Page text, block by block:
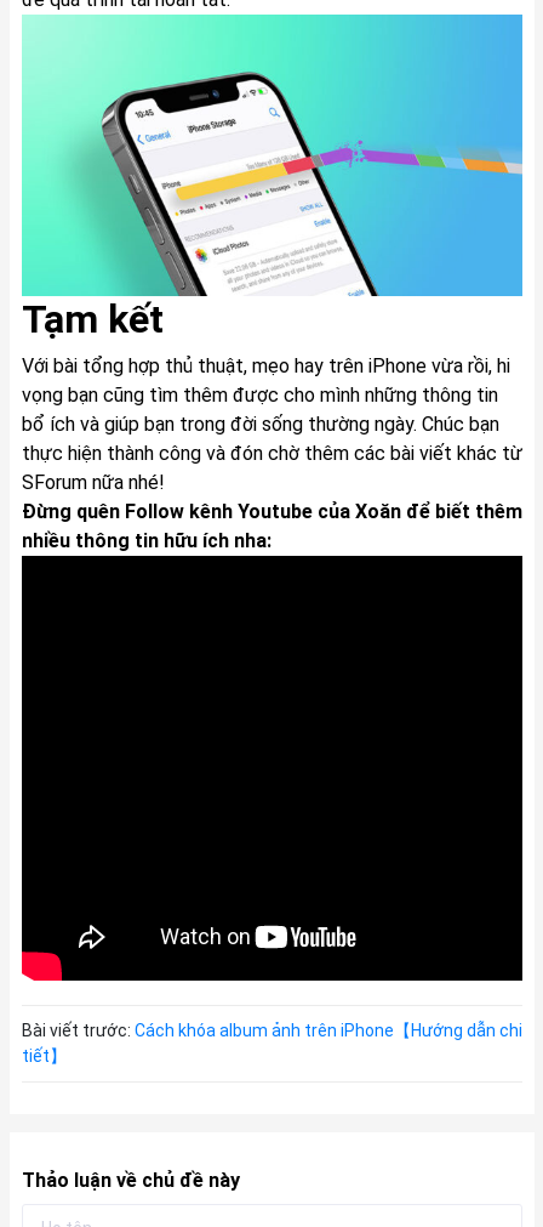
Tạm kết
Với bài tổng hợp thủ thuật, mẹo hay trên iPhone vừa rồi, hi
vọng bạn cũng tìm thêm được cho mình những thông tin
bổ ích và giúp bạn trong đời sống thường ngày. Chúc bạn
thực hiện thành công và đón chờ thêm các bài viết khác từ
SForum nữa nhé!
Đừng quên Follow kênh Youtube của Xoăn để biết thêm
nhiều thông tin hữu ích nha:
Bài viết trước: Cách khóa album ảnh trên iPhone【Hướng dẫn chi
tiết】
Thảo luận về chủ đề này